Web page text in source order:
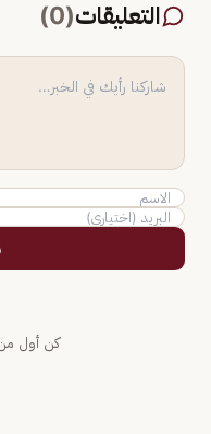
التعليقات(
0
)
كن أول